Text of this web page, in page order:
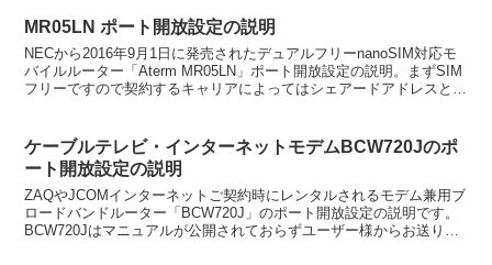
MR05LN ポート開放設定の説明
NECから2016年9月1日に発売されたデュアルフリーnanoSIM対応モ
バイルルーター「Aterm MR05LN」ポート開放設定の説明。まずSIM
フリーですので契約するキャリアによってはシェアードアドレスと言
ケーブルテレビ・インターネットモデムBCW720Jのポ
ート開放設定の説明
ZAQやJCOMインターネットご契約時にレンタルされるモデム兼用ブ
ロードバンドルーター「BCW720J」のポート開放設定の説明です。
BCW720Jはマニュアルが公開されておらずユーザー様からお送り頂